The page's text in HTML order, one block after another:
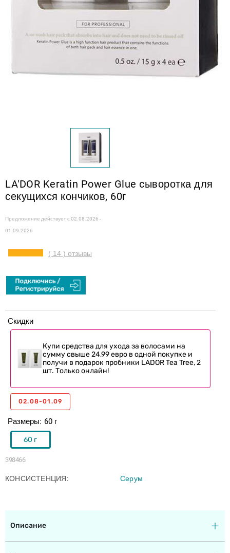
LA'DOR Keratin Power Glue cыворотка для
секущихся кончиков, 60г
Предложение действует с02.08.2026 -
01.09.2026
( 14 ) отзывы
398466
Размеры 60 г
60 г
Скидки
Купи средства для ухода за волосами на
сумму свыше 24,99 евро в одной покупке и
получи в подарок пробники LADOR Tea Tree, 2
шт. Только онлайн!
02.08-01.09
КОНСИСТЕНЦИЯ Серум
Описание